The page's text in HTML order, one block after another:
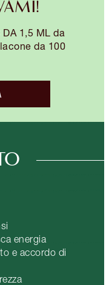
1,5 ML da
da 100
energia
e accordo di